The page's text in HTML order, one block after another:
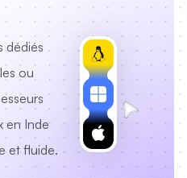
dédiés
ou
en Inde
et fluide.